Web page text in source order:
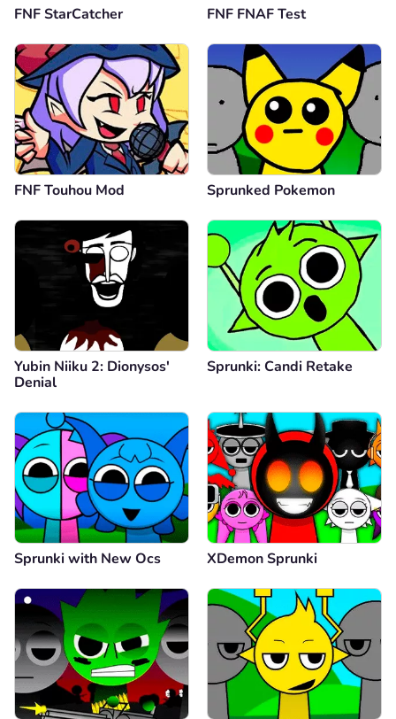
FNF StarCatcher FNF FNAF Test
FNF Touhou Mod Sprunked Pokemon
Yubin Niiku 2: Dionysos'
Denial
Sprunki: Candi Retake
Sprunki with New Ocs XDemon Sprunki